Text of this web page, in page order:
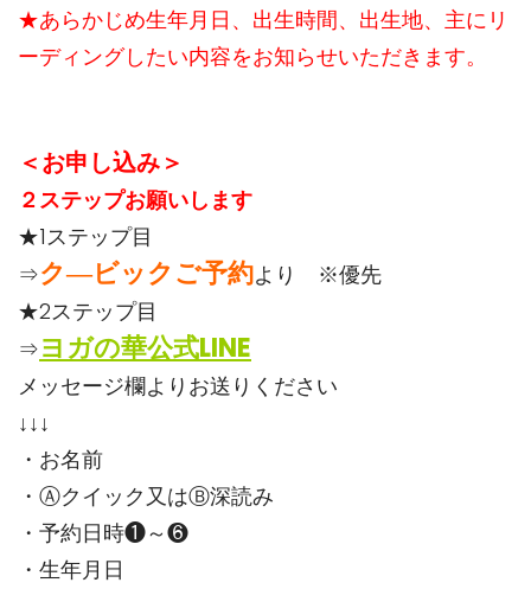
★あらかじめ生年月日、出生時間、出生地、主にリ
ーディングしたい内容をお知らせいただきます。
＜お申し込み＞
２ステップお願いします
★1ステップ目
⇒ク―ビックご予約より ※優先
★2ステップ目
⇒ヨガの華公式LINE
メッセージ欄よりお送りください
↓↓↓
・お名前
・Ⓐクイック又はⒷ深読み
・予約日時❶～❻
・生年月日